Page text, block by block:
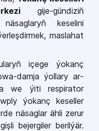
gi­je­-gündiziň
keselini
mas­lahat
içege ýokanç
damja ýollary ar­
we ýiti respirator
ýokanç keseller
näsag­lar ähli zerur
bejergiler berilýär.